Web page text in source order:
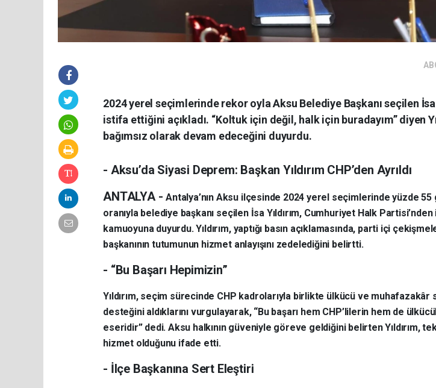
2024 yerel seçimlerinde rekor oyla Aksu Belediye Başkanı seçilen İsa
istifa ettiğini açıkladı. “Koltuk için değil, halk için buradayım” diyen
bağımsız olarak devam edeceğini duyurdu.
- Aksu’da Siyasi Deprem: Başkan Yıldırım CHP’den Ayrıldı
ANTALYA -Antalya’nın Aksu ilçesinde 2024 yerel seçimlerinde yüzde
oranıyla belediye başkanı seçilen İsa Yıldırım, Cumhuriyet Halk
kamuoyuna duyurdu. Yıldırım, yaptığı basın açıklamasında, parti içi
başkanının tutumunun hizmet anlayışını zedelediğini belirtti.
- “Bu Başarı Hepimizin”
Yıldırım, seçim sürecinde CHP kadrolarıyla birlikte ülkücü ve
desteğini aldıklarını vurgulayarak, “Bu başarı hem CHP’lilerin hem de
eseridir” dedi. Aksu halkının güveniyle göreve geldiğini belirten Yıldırım,
hizmet olduğunu ifade etti.
- İlçe Başkanına Sert Eleştiri